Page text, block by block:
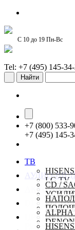
С 10 до 19 Пн-Вс
Tel: +7 (495) 145-
+7 (800) 533-
+7 (495) 145-
ТВ
LG TV
SONY
TCL TV
Pioneer-
АУДИО-
CD /
АКУСТИКА
ALPHA
DENON
ПРОЕКТОРЫ